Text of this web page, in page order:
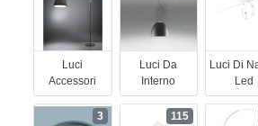
Luci
Accessori
Luci Da
Interno
Luci Di
Led
3 115